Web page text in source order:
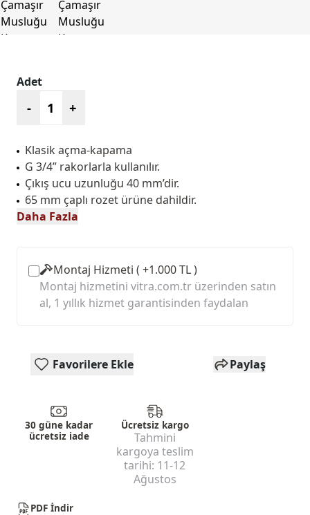
Adet
- +
Klasik açma-kapama
G 3/4” rakorlarla kullanılır.
Çıkış ucu uzunluğu 40 mm’dir.
65 mm çaplı rozet ürüne dahildir.
Daha Fazla
Montaj Hizmeti ( +1.000 TL )
Montaj hizmetini vitra.com.tr üzerinden satın
al, 1 yıllık hizmet garantisinden faydalan
Favorilere Ekle Paylaş
30 güne kadar
ücretsiz iade
Ücretsiz kargo
Tahmini
kargoya teslim
tarihi: 11-12
Ağustos
PDF İndir